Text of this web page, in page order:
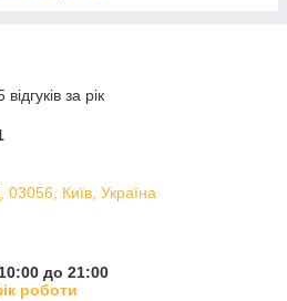
за рік
Київ, Україна
до 21:00
роботи